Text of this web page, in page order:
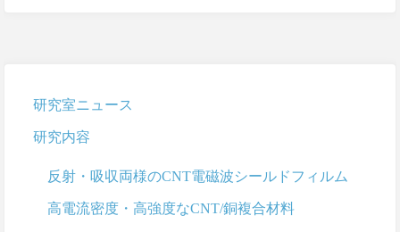
研究室ニュース
研究内容
反射・吸収両様のCNT電磁波シールドフィルム
高電流密度・高強度なCNT/銅複合材料